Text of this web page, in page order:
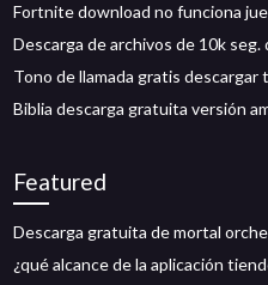
Fortnite download no funciona
Descarga de archivos de 10k seg.
Tono de llamada gratis descargar
Biblia descarga gratuita versión
Featured
Descarga gratuita de mortal
¿qué alcance de la aplicación